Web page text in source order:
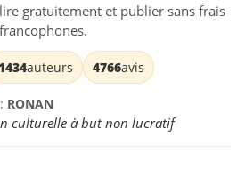
gratuitement et publier sans frais
auteurs 4766avis
RONAN
culturelle à but non lucratif